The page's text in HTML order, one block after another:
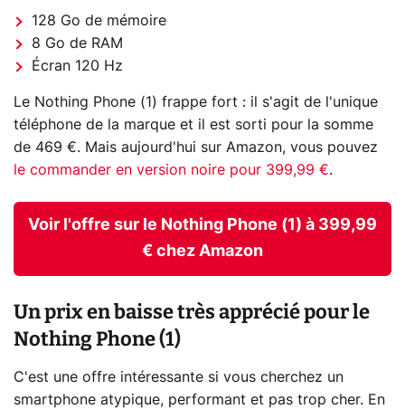
128 Go de mémoire
8 Go de RAM
Écran 120 Hz
Le Nothing Phone (1) frappe fort : il s'agit de l'unique
téléphone de la marque et il est sorti pour la somme
de 469 €. Mais aujourd'hui sur Amazon, vous pouvez
le commander en version noire pour 399,99 €.
Voir l'offre sur le Nothing Phone (1) à 399,99
€ chez Amazon
Un prix en baisse très apprécié pour le
Nothing Phone (1)
C'est une offre intéressante si vous cherchez un
smartphone atypique, performant et pas trop cher. En